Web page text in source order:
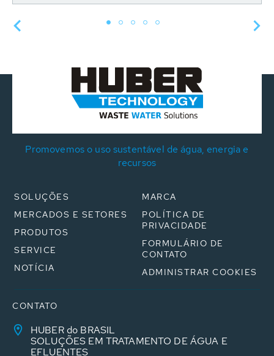
Promovemos o uso sustentável de água, energia e
recursos
SOLUÇÕES
MERCADOS E SETORES
PRODUTOS
SERVICE
NOTÍCIA
MARCA
POLÍTICA DE
PRIVACIDADE
FORMULÁRIO DE
CONTATO
ADMINISTRAR COOKIES
CONTATO
HUBER do BRASIL
SOLUÇÕES EM TRATAMENTO DE ÁGUA E
EFLUENTES